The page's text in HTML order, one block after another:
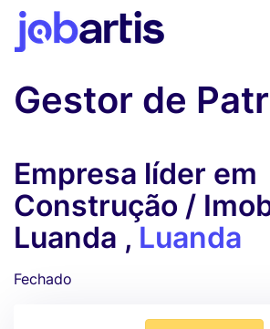
Gestor de
Empresa líder em
Construção /
Luanda , Luanda
Fechado